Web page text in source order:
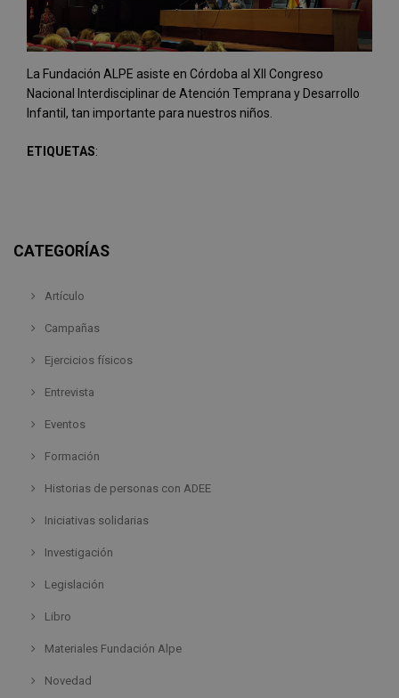
La Fundación ALPE asiste en Córdoba al XII Congreso
Nacional Interdisciplinar de Atención Temprana y Desarrollo
Infantil, tan importante para nuestros niños.
ETIQUETAS:
CATEGORÍAS
Artículo
Campañas
Ejercicios físicos
Entrevista
Eventos
Formación
Historias de personas con ADEE
Iniciativas solidarias
Investigación
Legislación
Libro
Materiales Fundación Alpe
Novedad